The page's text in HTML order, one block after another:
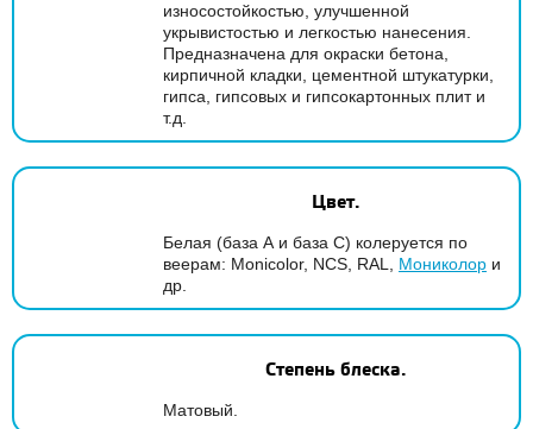
износостойкостью, улучшенной
укрывистостью и легкостью нанесения.
Предназначена для окраски бетона,
кирпичной кладки, цементной штукатурки,
гипса, гипсовых и гипсокартонных плит и
т.д.
Цвет.
Белая (база А и база С) колеруется по
веерам: Monicolor, NCS, RAL, Мониколор и
др.
Степень блеска.
Матовый.